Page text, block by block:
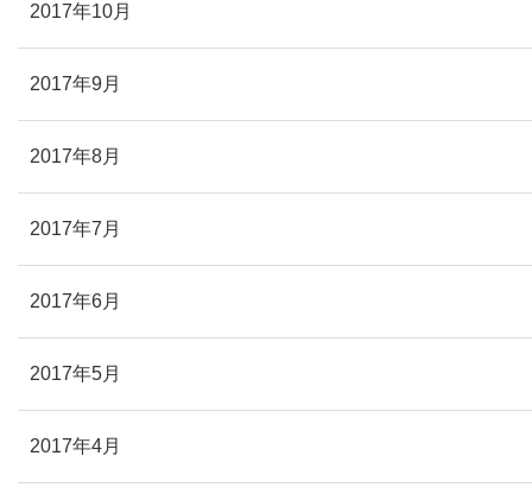
2017年10月
2017年9月
2017年8月
2017年7月
2017年6月
2017年5月
2017年4月